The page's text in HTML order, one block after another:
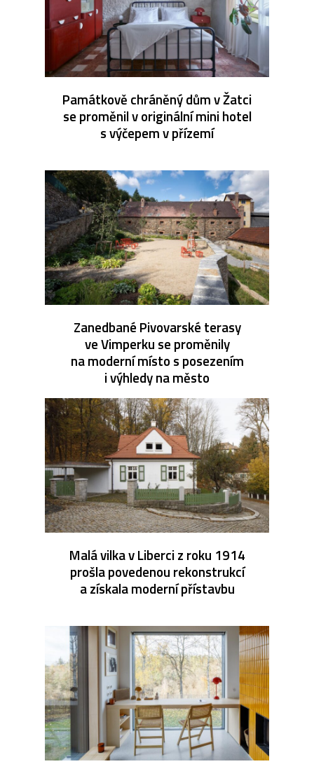
Památkově chráněný dům v Žatci
se proměnil v originální mini hotel
s výčepem v přízemí
Zanedbané Pivovarské terasy
ve Vimperku se proměnily
na moderní místo s posezením
i výhledy na město
Malá vilka v Liberci z roku 1914
prošla povedenou rekonstrukcí
a získala moderní přístavbu